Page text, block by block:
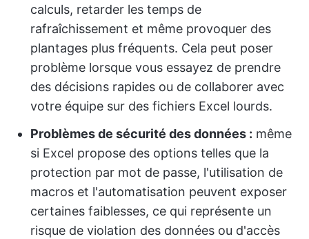
calculs, retarder les temps de
rafraîchissement et même provoquer des
plantages plus fréquents. Cela peut poser
problème lorsque vous essayez de prendre
des décisions rapides ou de collaborer avec
votre équipe sur des fichiers Excel lourds.
Problèmes de sécurité des données : même
si Excel propose des options telles que la
protection par mot de passe, l'utilisation de
macros et l'automatisation peuvent exposer
certaines faiblesses, ce qui représente un
risque de violation des données ou d'accès